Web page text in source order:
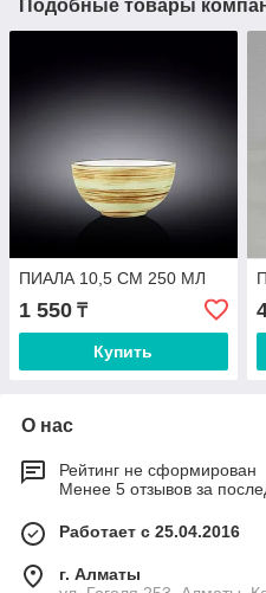
Подобные товары
ПИАЛА 10,5 СМ 250 МЛ
1 550 ₸
Купить
О нас
Рейтинг не сформирован
Менее 5 отзывов за
Работает с 25.04.2016
г. Алматы